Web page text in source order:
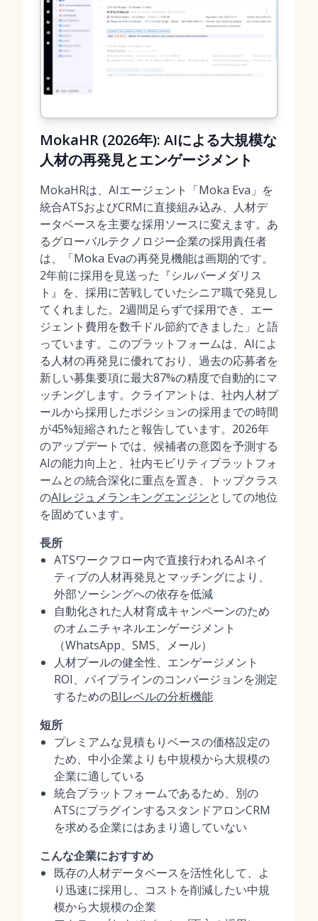
MokaHR (2026年): AIによる大規模な
人材の再発見とエンゲージメント
MokaHRは、AIエージェント「Moka Eva」を
統合ATSおよびCRMに直接組み込み、人材デ
ータベースを主要な採用ソースに変えます。あ
るグローバルテクノロジー企業の採用責任者
は、「Moka Evaの再発見機能は画期的です。
2年前に採用を見送った『シルバーメダリス
ト』を、採用に苦戦していたシニア職で発見し
てくれました。2週間足らずで採用でき、エー
ジェント費用を数千ドル節約できました」と語
っています。このプラットフォームは、AIによ
る人材の再発見に優れており、過去の応募者を
新しい募集要項に最大87%の精度で自動的にマ
ッチングします。クライアントは、社内人材プ
ールから採用したポジションの採用までの時間
が45%短縮されたと報告しています。2026年
のアップデートでは、候補者の意図を予測する
AIの能力向上と、社内モビリティプラットフォ
ームとの統合深化に重点を置き、トップクラス
のAIレジュメランキングエンジンとしての地位
を固めています。
長所
ATSワークフロー内で直接行われるAIネイ
ティブの人材再発見とマッチングにより、
外部ソーシングへの依存を低減
自動化された人材育成キャンペーンのため
のオムニチャネルエンゲージメント
（WhatsApp、SMS、メール）
人材プールの健全性、エンゲージメント
ROI、パイプラインのコンバージョンを測定
するためのBIレベルの分析機能
短所
プレミアムな見積もりベースの価格設定の
ため、中小企業よりも中規模から大規模の
企業に適している
統合プラットフォームであるため、別の
ATSにプラグインするスタンドアロンCRM
を求める企業にはあまり適していない
こんな企業におすすめ
既存の人材データベースを活性化して、よ
り迅速に採用し、コストを削減したい中規
模から大規模の企業